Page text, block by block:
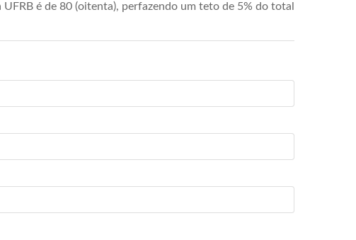
é de 80 (oitenta), perfazendo um teto de 5% do total